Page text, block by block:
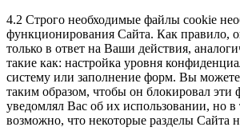
4.2 Строго необходимые файлы cookie
функционирования Сайта. Как правило,
только в ответ на Ваши действия,
такие как: настройка уровня
систему или заполнение форм. Вы можете
таким образом, чтобы он блокировал эти
уведомлял Вас об их использовании, но в
возможно, что некоторые разделы Сайта